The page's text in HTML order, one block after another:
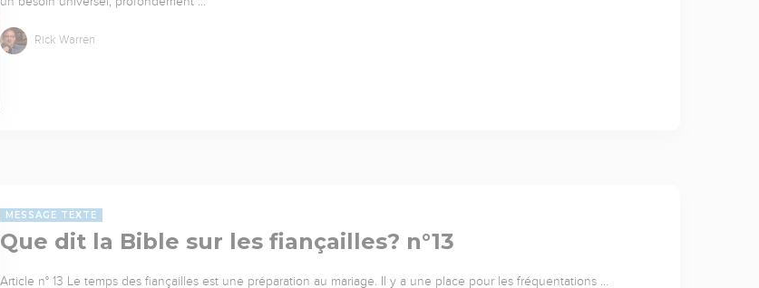
Rick Warren
MESSAGE TEXTE
Que dit la Bible sur les fiançailles? n°13
Article n° 13 Le temps des fiançailles est une préparation au mariage. Il y a une place pour les fréquentations …